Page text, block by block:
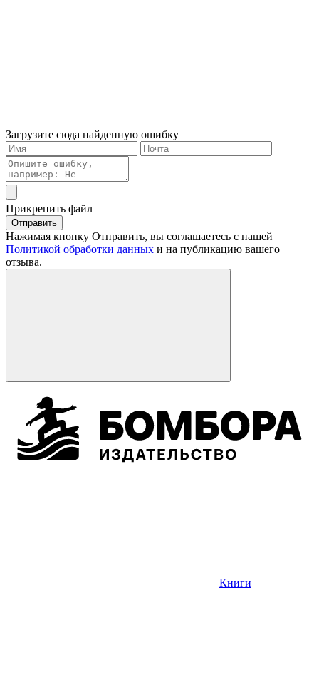
Загрузите сюда найденную ошибку
Прикрепить файл
Отправить
Нажимая кнопку Отправить, вы соглашаетесь с нашей
Политикой обработки данных и на публикацию вашего
отзыва.
Книги